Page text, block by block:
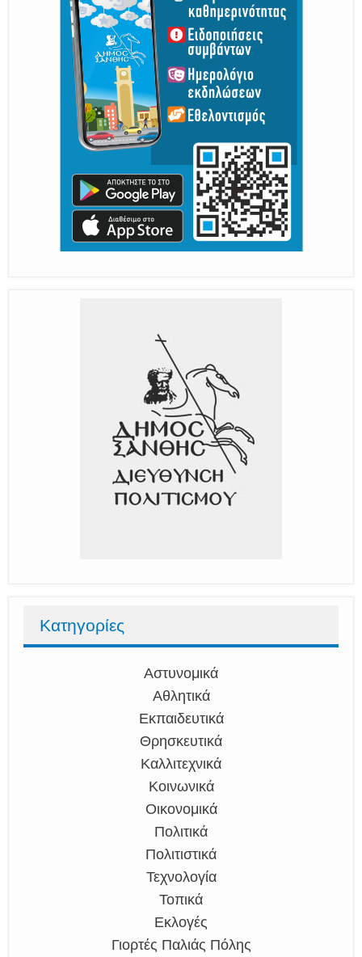
Κατηγορίες
Αστυνομικά
Αθλητικά
Εκπαιδευτικά
Θρησκευτικά
Καλλιτεχνικά
Κοινωνικά
Οικονομικά
Πολιτικά
Πολιτιστικά
Τεχνολογία
Τοπικά
Εκλογές
Γιορτές Παλιάς Πόλης